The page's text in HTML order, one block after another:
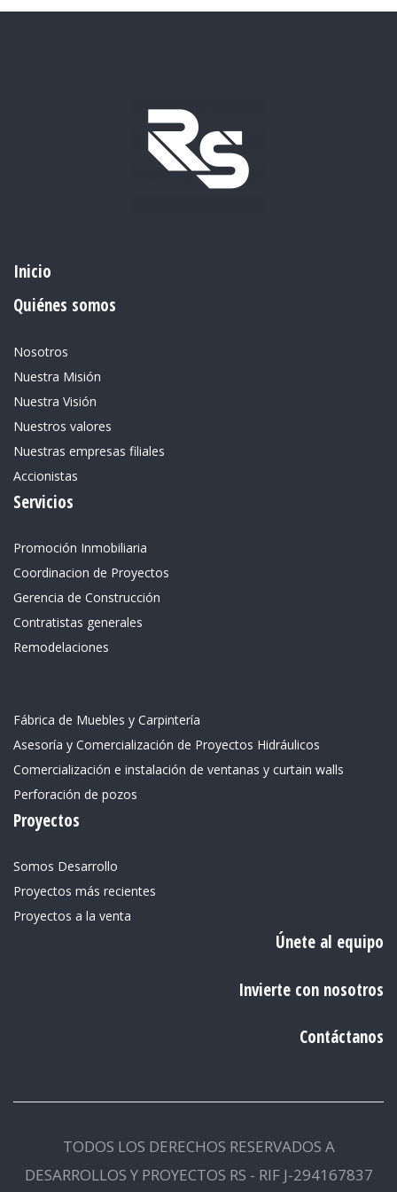
Inicio
Quiénes somos
Nosotros
Nuestra Misión
Nuestra Visión
Nuestros valores
Nuestras empresas filiales
Accionistas
Servicios
Promoción Inmobiliaria
Coordinacion de Proyectos
Gerencia de Construcción
Contratistas generales
Remodelaciones
Fábrica de Muebles y Carpintería
Asesoría y Comercialización de Proyectos Hidráulicos
Comercialización e instalación de ventanas y curtain walls
Perforación de pozos
Proyectos
Somos Desarrollo
Proyectos más recientes
Proyectos a la venta
Únete al equipo
Invierte con nosotros
Contáctanos
TODOS LOS DERECHOS RESERVADOS A
DESARROLLOS Y PROYECTOS RS - RIF J-294167837